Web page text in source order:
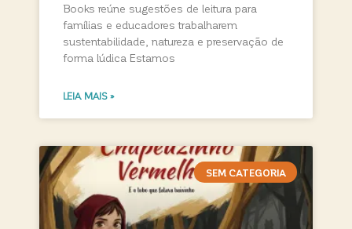
Books reúne sugestões de leitura para
famílias e educadores trabalharem
sustentabilidade, natureza e preservação de
forma lúdica Estamos
LEIA MAIS »
SEM CATEGORIA